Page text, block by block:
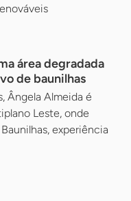
área degradada
de baunilhas
Ângela Almeida é
Leste, onde
experiência